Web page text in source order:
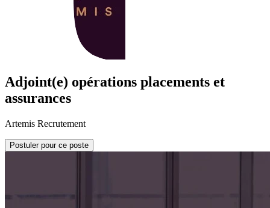
Adjoint(e) opérations placements et
assurances
Artemis Recrutement
Postuler pour ce poste